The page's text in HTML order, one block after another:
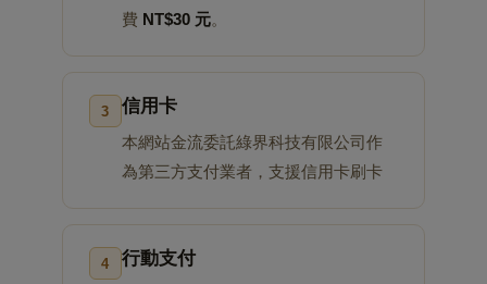
費 NT$30 元。
3 信用卡
本網站金流委託綠界科技有限公司作
為第三方支付業者，支援信用卡刷卡
4 行動支付